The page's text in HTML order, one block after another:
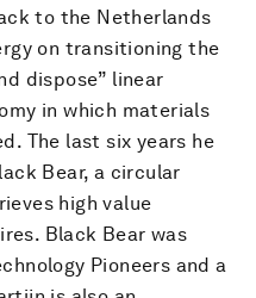
to the Netherlands
on transitioning the
dispose” linear
in which materials
The last six years he
Bear, a circular
high value
Black Bear was
Pioneers and a